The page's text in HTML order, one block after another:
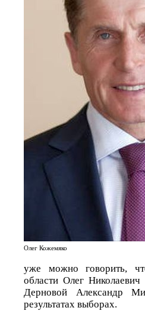
Олег Кожемяко
уже можно говорить,
области Олег
Дерновой Александр
результатах выборах.